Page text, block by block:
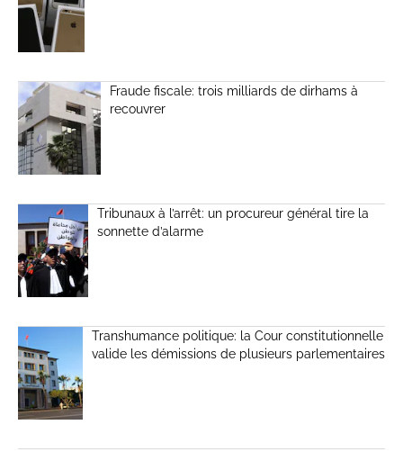
Fraude fiscale: trois milliards de dirhams à
recouvrer
Tribunaux à l’arrêt: un procureur général tire la
sonnette d’alarme
Transhumance politique: la Cour constitutionnelle
valide les démissions de plusieurs parlementaires